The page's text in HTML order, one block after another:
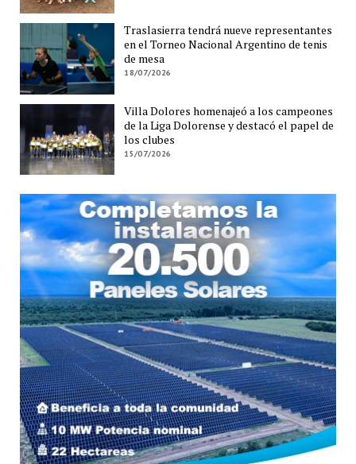
Traslasierra tendrá nueve representantes
en el Torneo Nacional Argentino de tenis
de mesa
18/07/2026
Villa Dolores homenajeó a los campeones
de la Liga Dolorense y destacó el papel de
los clubes
15/07/2026